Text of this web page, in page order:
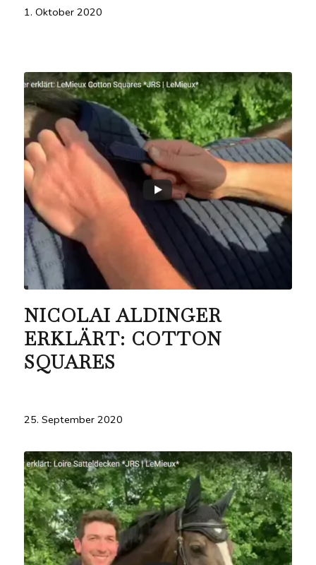
1. Oktober 2020
NICOLAI ALDINGER
ERKLÄRT: COTTON
SQUARES
25. September 2020